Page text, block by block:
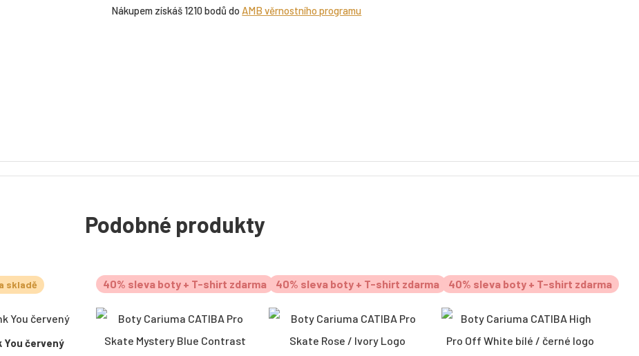
Nákupem získáš 1210 bodů do AMB věrnostního programu
Podobné produkty
skladě
You červený
40% sleva boty + T-shirt zdarma 40% sleva boty + T-shirt zdarma 40% sleva boty + T-shirt zdarma